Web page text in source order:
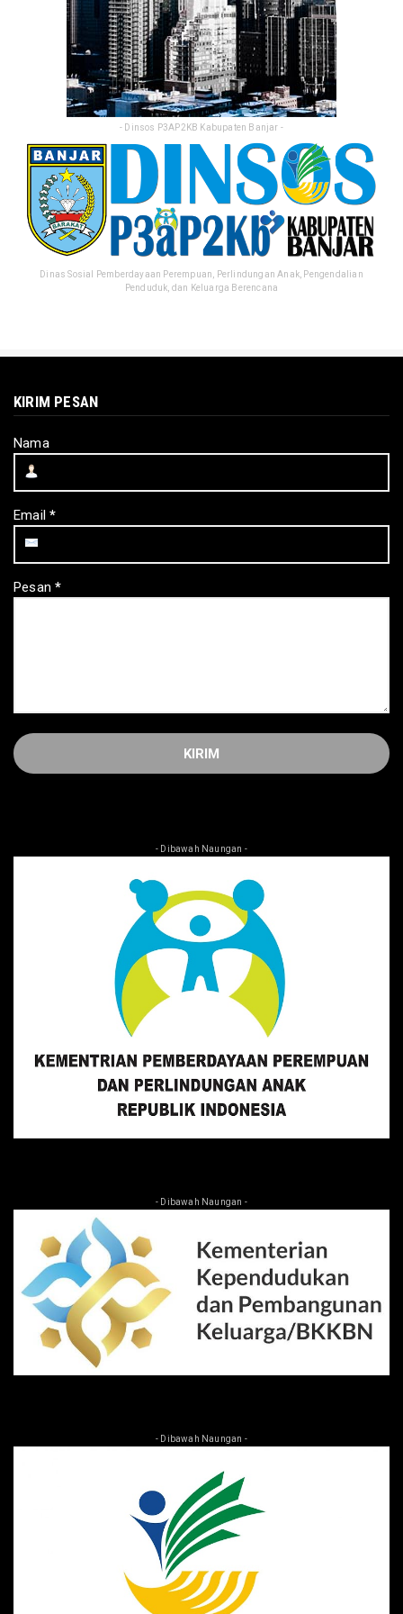
- Dinsos P3AP2KB Kabupaten Banjar -
Dinas Sosial Pemberdayaan Perempuan, Perlindungan Anak, Pengendalian
Penduduk, dan Keluarga Berencana
KIRIM PESAN
Nama
Email*
Pesan*
- Dibawah Naungan -
- Dibawah Naungan -
- Dibawah Naungan -